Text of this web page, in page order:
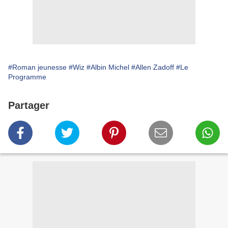
#Roman jeunesse #Wiz #Albin Michel #Allen Zadoff #Le
Programme
Partager